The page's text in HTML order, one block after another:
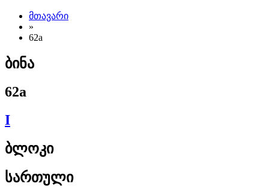
მთავარი
»
62a
ბინა
62a
I
ბლოკი
სართული